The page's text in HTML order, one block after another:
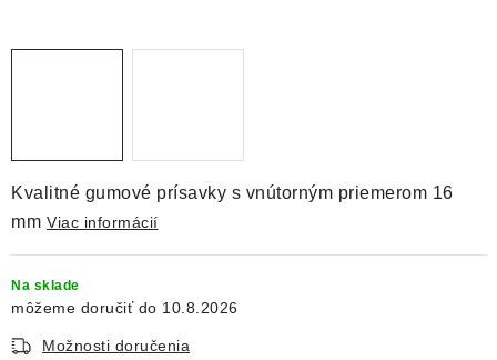
ŽIVOČÍCHY
Moja objednávka
Kvalitné gumové prísavky s vnútorným priemerom 16
mm Viac informácií
Na sklade
10.8.2026
Možnosti doručenia